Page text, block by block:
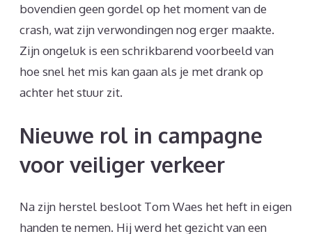
bovendien geen gordel op het moment van de
crash, wat zijn verwondingen nog erger maakte.
Zijn ongeluk is een schrikbarend voorbeeld van
hoe snel het mis kan gaan als je met drank op
achter het stuur zit.
Nieuwe rol in campagne
voor veiliger verkeer
Na zijn herstel besloot Tom Waes het heft in eigen
handen te nemen. Hij werd het gezicht van een